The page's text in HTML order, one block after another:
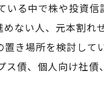
いる中で株や投資
ない人、元本割れ
き場所を検討し
ス債、個人向け社